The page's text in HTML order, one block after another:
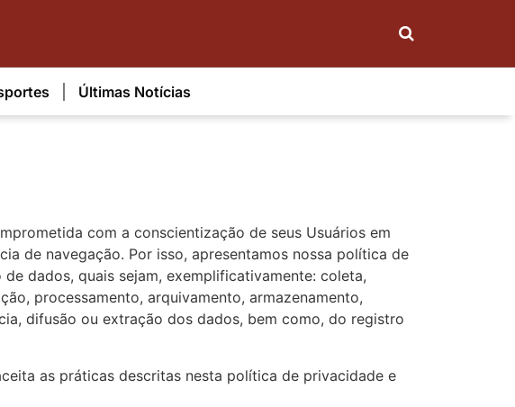
Últimas Notícias
com a conscientização de seus Usuários em
de navegação. Por isso, apresentamos nossa política de
dados, quais sejam, exemplificativamente: coleta,
processamento, arquivamento, armazenamento,
difusão ou extração dos dados, bem como, do registro
as práticas descritas nesta política de privacidade e